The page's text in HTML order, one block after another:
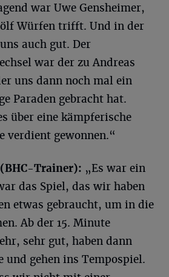
war Uwe Gensheimer,
Würfen trifft. Und in der
auch gut. Der
war der zu Andreas
uns dann noch mal ein
Paraden gebracht hat.
über eine kämpferische
verdient gewonnen.“
Trainer): „Es war ein
das Spiel, das wir haben
etwas gebraucht, um in die
Ab der 15. Minute
sehr gut, haben dann
und gehen ins Tempospiel.